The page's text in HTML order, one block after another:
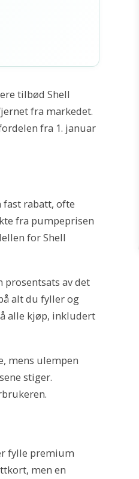
tilbød Shell
fra markedet.
fra 1. januar
fast rabatt, ofte
fra pumpeprisen
for Shell
prosentsats av det
alt du fyller og
alle kjøp, inkludert
mens ulempen
stiger.
fylle premium
men en